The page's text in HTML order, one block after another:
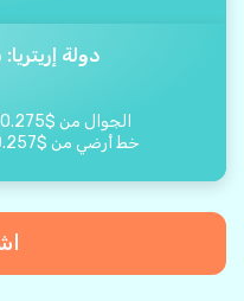
دولة إريتريا:
الجوال من $
0.275
خط أرضي من $